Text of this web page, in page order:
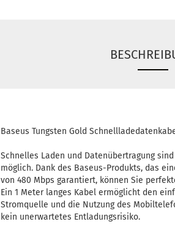
Baseus Tungsten Gold
Schnelles Laden und Datenübertragung
möglich. Dank des Baseus-Produkts, das
von 480 Mbps garantiert, können Sie
Ein 1 Meter langes Kabel ermöglicht den
Stromquelle und die Nutzung des
kein unerwartetes Entladungsrisiko.